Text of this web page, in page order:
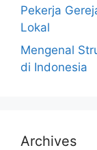
Pekerja
Lokal
Mengenal
di Indonesia
Archives